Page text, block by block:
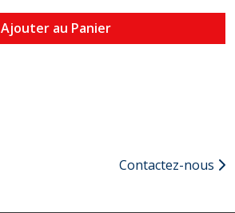
Ajouter au Panier
Contactez-nous